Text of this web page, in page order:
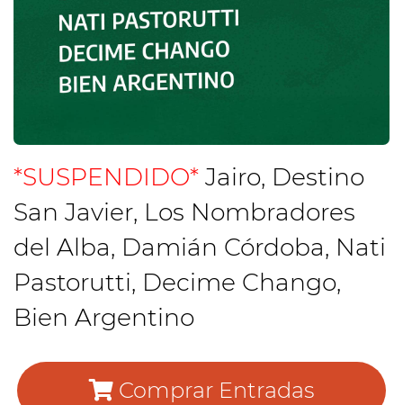
*SUSPENDIDO* Jairo, Destino
San Javier, Los Nombradores
del Alba, Damián Córdoba, Nati
Pastorutti, Decime Chango,
Bien Argentino
Comprar Entradas